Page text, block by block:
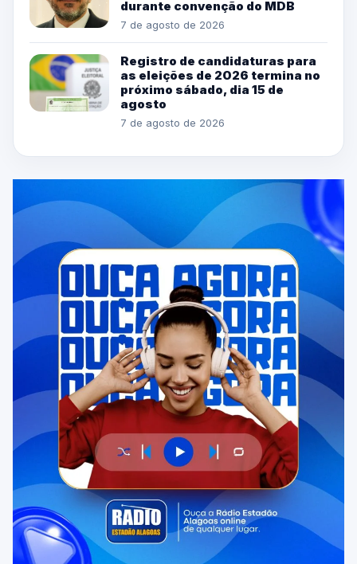
durante convenção do MDB
7 de agosto de 2026
Registro de candidaturas para
as eleições de 2026 termina no
próximo sábado, dia 15 de
agosto
7 de agosto de 2026